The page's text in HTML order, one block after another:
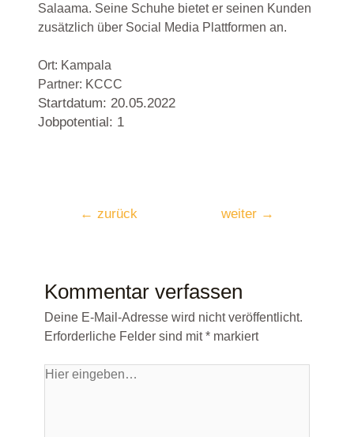
Salaama. Seine Schuhe bietet er seinen Kunden
zusätzlich über Social Media Plattformen an.
Ort: Kampala
Partner: KCCC
Startdatum: 20.05.2022
Jobpotential: 1
← zurück weiter →
Kommentar verfassen
Deine E-Mail-Adresse wird nicht veröffentlicht.
Erforderliche Felder sind mit*markiert